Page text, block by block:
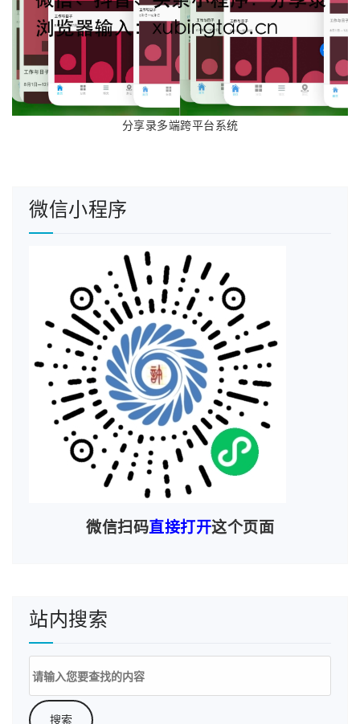
第三步是填写互联网信息服务内容，服务内容(APP)
知道修复了没有，如果没有接到备案确认电话的时
候要叫他们去掉，我之前因为这个被管局驳回了一
另外，如果既有安卓端又有iOS就要在“APP特征信
息”下面填写两次“新增APP特征信息”，其中“新增A
用并查看apk公钥、MD5、SHA1、SHA-256等签名
信息
分享录多端跨平台系统
微信小程序
微信扫码直接打开这个页面
站内搜索
索：